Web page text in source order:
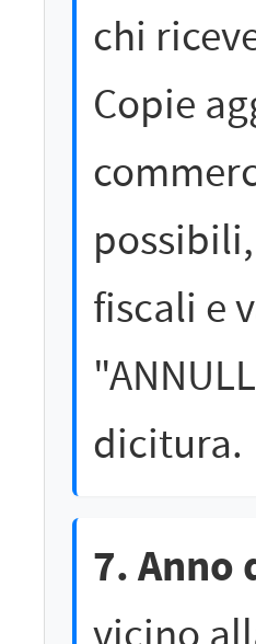
chi
Copie
fiscali e
dicitura.
7. Anno